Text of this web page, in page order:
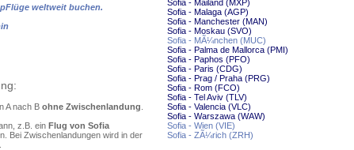
weltweit buchen.
A nach B ohne Zwischenlandung
z.B. ein Flug von Sofia
Bei Zwischenlandungen wird in der
Sofia - Mailand (MXP)
Sofia - Malaga (AGP)
Sofia - Manchester (MAN)
Sofia - Moskau (SVO)
Sofia - MÃ¼nchen (MUC)
Sofia - Palma de Mallorca (PMI)
Sofia - Paphos (PFO)
Sofia - Paris (CDG)
Sofia - Prag / Praha (PRG)
Sofia - Rom (FCO)
Sofia - Tel Aviv (TLV)
Sofia - Valencia (VLC)
Sofia - Warszawa (WAW)
Sofia - Wien (VIE)
Sofia - ZÃ¼rich (ZRH)